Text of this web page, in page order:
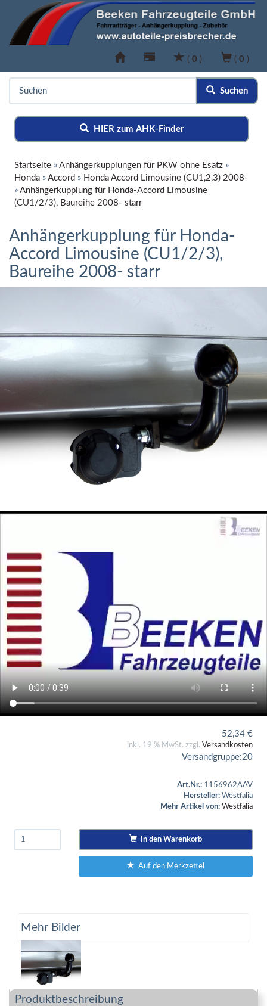
( 0 ) ( 0 )
Suchen
HIER zum AHK-Finder
Startseite » Anhängerkupplungen für PKW ohne Esatz »
Honda » Accord » Honda Accord Limousine (CU1,2,3) 2008-
» Anhängerkupplung für Honda-Accord Limousine
(CU1/2/3), Baureihe 2008- starr
Anhängerkupplung für Honda-
Accord Limousine (CU1/2/3),
Baureihe 2008- starr
52,34 €
inkl. 19 % MwSt. zzgl. Versandkosten
Versandgruppe:20
Art.Nr.: 1156962AAV
Hersteller: Westfalia
Mehr Artikel von: Westfalia
In den Warenkorb
Auf den Merkzettel
Mehr Bilder
Produktbeschreibung